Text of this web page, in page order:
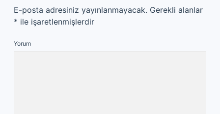
E-posta adresiniz yayınlanmayacak. Gerekli alanlar
* ile işaretlenmişlerdir
Yorum